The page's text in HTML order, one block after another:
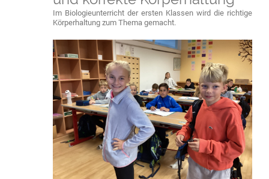
Im Biologieunterricht der ersten Klassen wird die richtige
Körperhaltung zum Thema gemacht.